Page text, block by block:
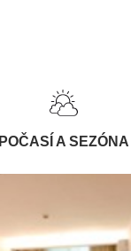
POČASÍ A SEZÓNA